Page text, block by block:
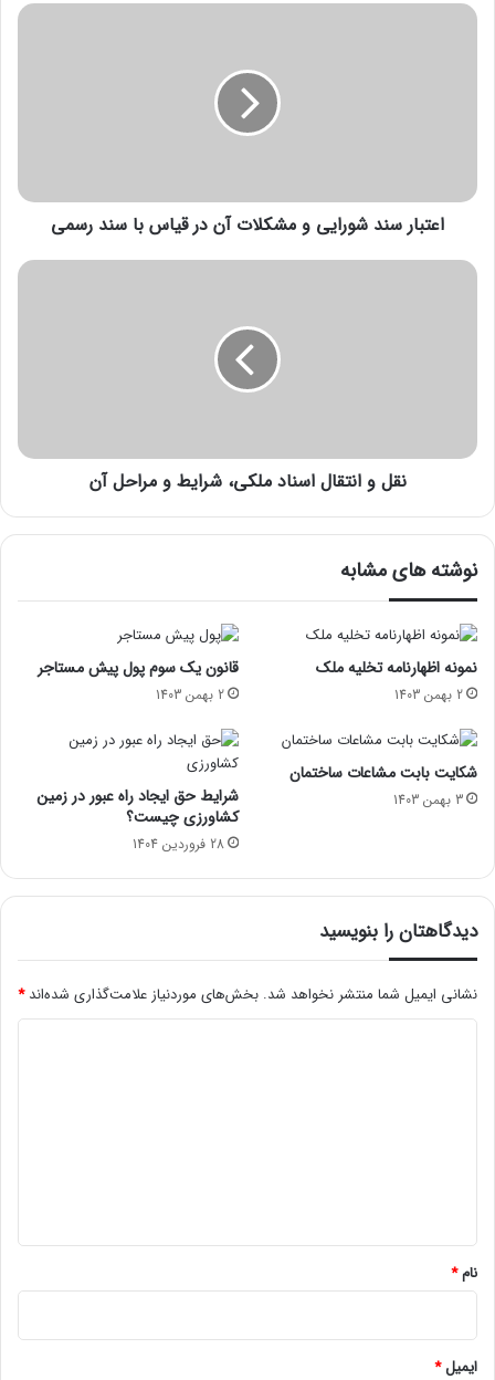
اعتبار سند شورایی و مشکلات آن در قیاس با سند رسمی
نقل و انتقال اسناد ملکی، شرایط و مراحل آن
نوشته های مشابه
نمونه اظهارنامه تخلیه ملک
2 بهمن 1403
قانون یک سوم پول پیش مستاجر
2 بهمن 1403
شکایت بابت مشاعات ساختمان
3 بهمن 1403
شرایط حق ایجاد راه عبور در زمین
کشاورزی چیست؟
28 فروردین 1404
دیدگاهتان را بنویسید
نشانی ایمیل شما منتشر نخواهد شد. بخش‌های موردنیاز علامت‌گذاری شده‌اند*
نام*
ایمیل*